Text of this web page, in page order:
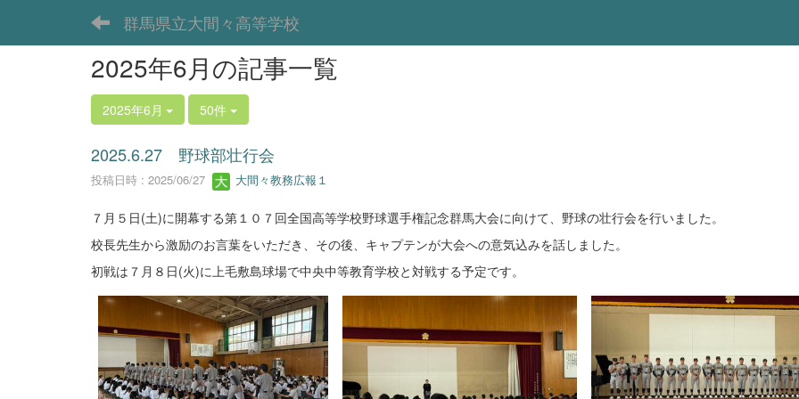
群馬県立大間々高等学校
2025年6月の記事一覧
2025年6月 50件
2025.6.27 野球部壮行会
投稿日時 : 2025/06/27 大間々教務広報１
７月５日(土)に開幕する第１０７回全国高等学校野球選手権記念群馬大会に向けて、野球の壮行会を行いました。
校長先生から激励のお言葉をいただき、その後、キャプテンが大会への意気込みを話しました。
初戦は７月８日(火)に上毛敷島球場で中央中等教育学校と対戦する予定です。